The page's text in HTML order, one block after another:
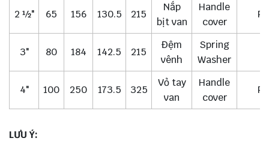
2 ½" 65 156 130.5 215
Nắp
bịt van
Handle
cover
3" 80 184 142.5 215
Đệm
vênh
Spring
Washer
4" 100 250 173.5 325
Vỏ tay
van
Handle
cover
LƯU Ý: